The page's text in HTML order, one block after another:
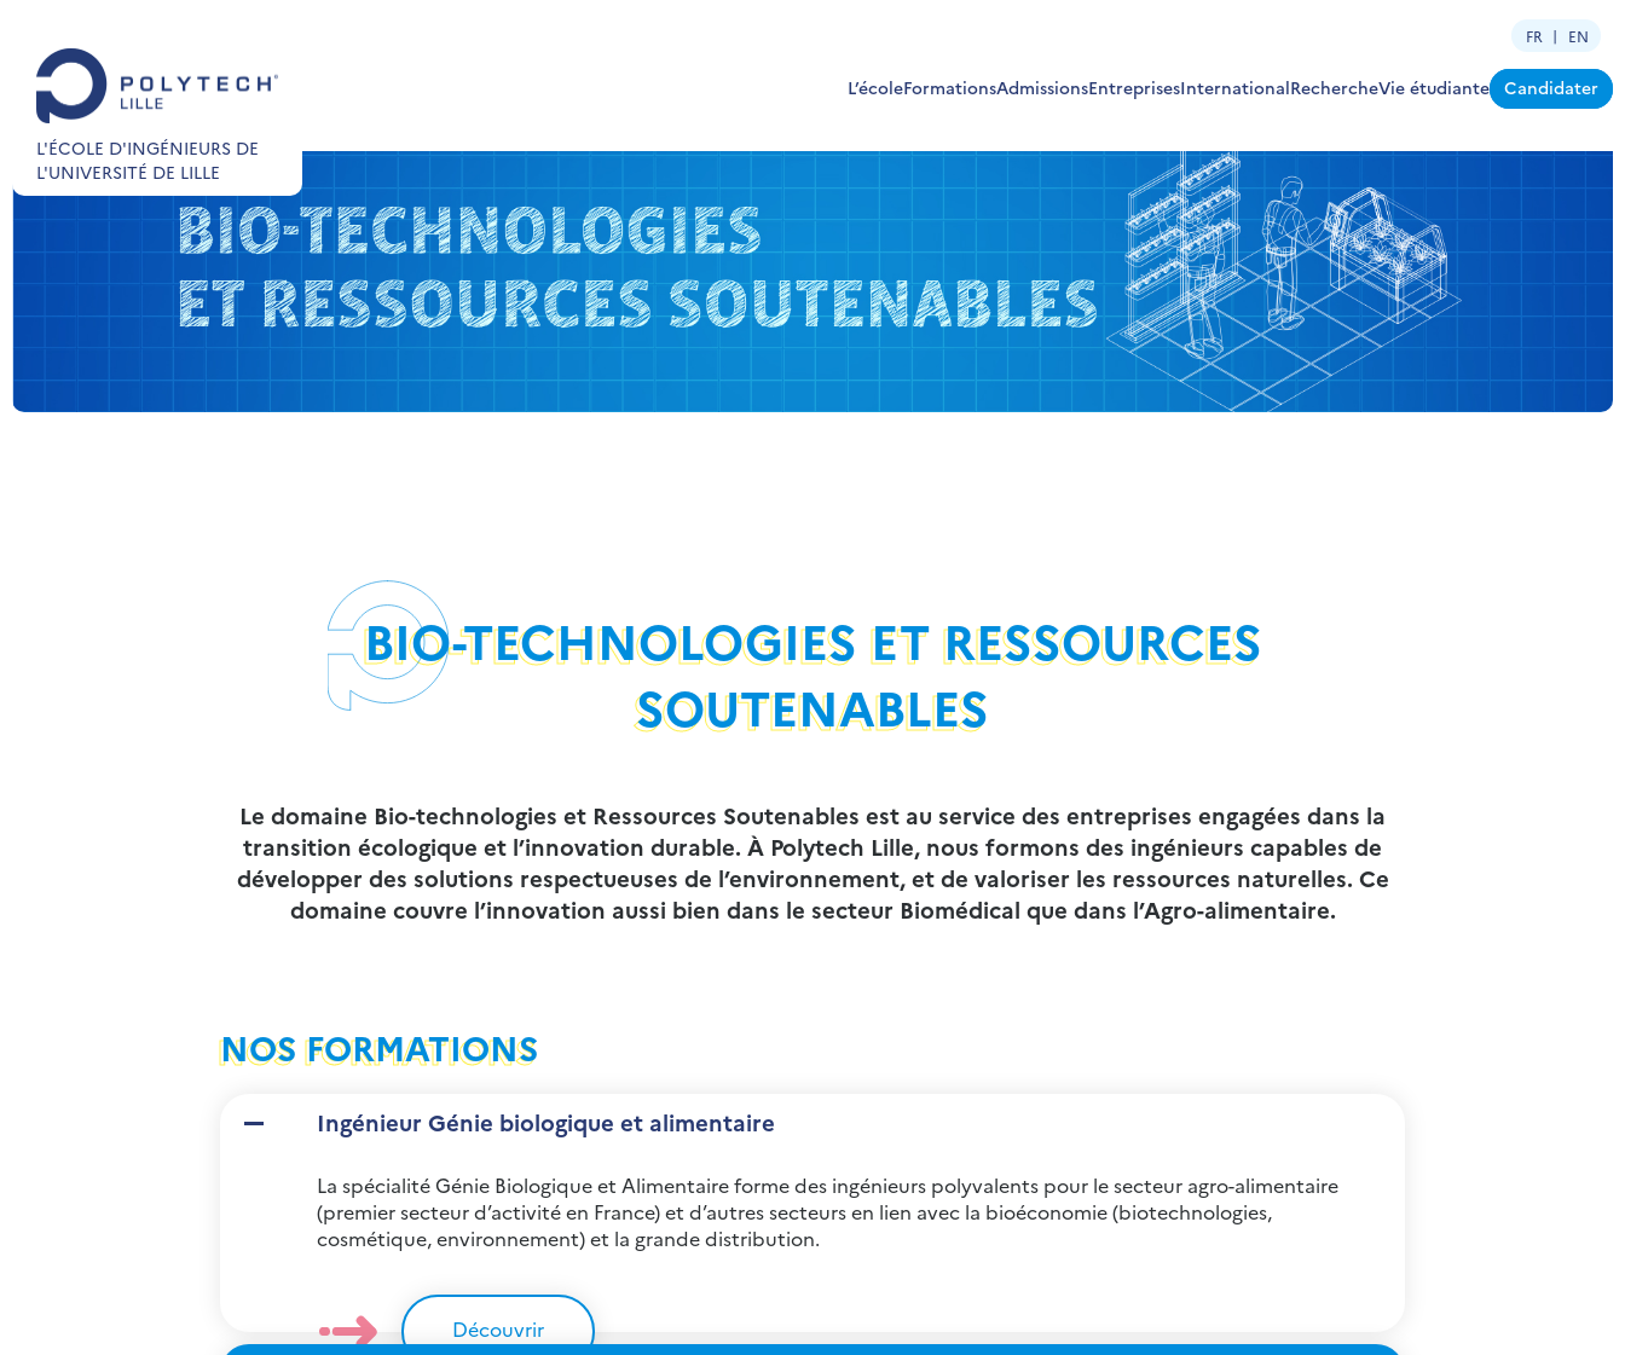
L'ÉCOLE D'INGÉNIEURS DE
L'UNIVERSITÉ DE LILLE
L’écoleFormationsAdmissionsEntreprisesInternationalRechercheVie étudiante Candidater
FR EN
BIO-TECHNOLOGIES ET RESSOURCES
SOUTENABLES
Le domaine Bio-technologies et Ressources Soutenables est au service des entreprises engagées dans la
transition écologique et l’innovation durable. À Polytech Lille, nous formons des ingénieurs capables de
développer des solutions respectueuses de l’environnement, et de valoriser les ressources naturelles. Ce
domaine couvre l’innovation aussi bien dans le secteur Biomédical que dans l’Agro-alimentaire.
NOS FORMATIONS
Ingénieur Génie biologique et alimentaire
La spécialité Génie Biologique et Alimentaire forme des ingénieurs polyvalents pour le secteur agro-alimentaire
(premier secteur d’activité en France) et d’autres secteurs en lien avec la bioéconomie (biotechnologies,
cosmétique, environnement) et la grande distribution.
Découvrir